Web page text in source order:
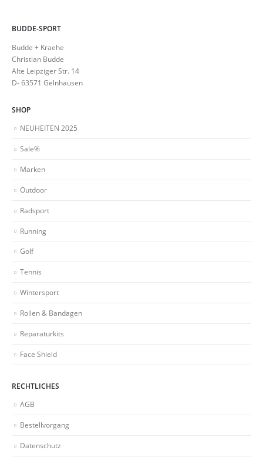
BUDDE-SPORT
Budde + Kraehe
Christian Budde
Alte Leipziger Str. 14
D- 63571 Gelnhausen
SHOP
NEUHEITEN 2025
Sale%
Marken
Outdoor
Radsport
Running
Golf
Tennis
Wintersport
Rollen & Bandagen
Reparaturkits
Face Shield
RECHTLICHES
AGB
Bestellvorgang
Datenschutz